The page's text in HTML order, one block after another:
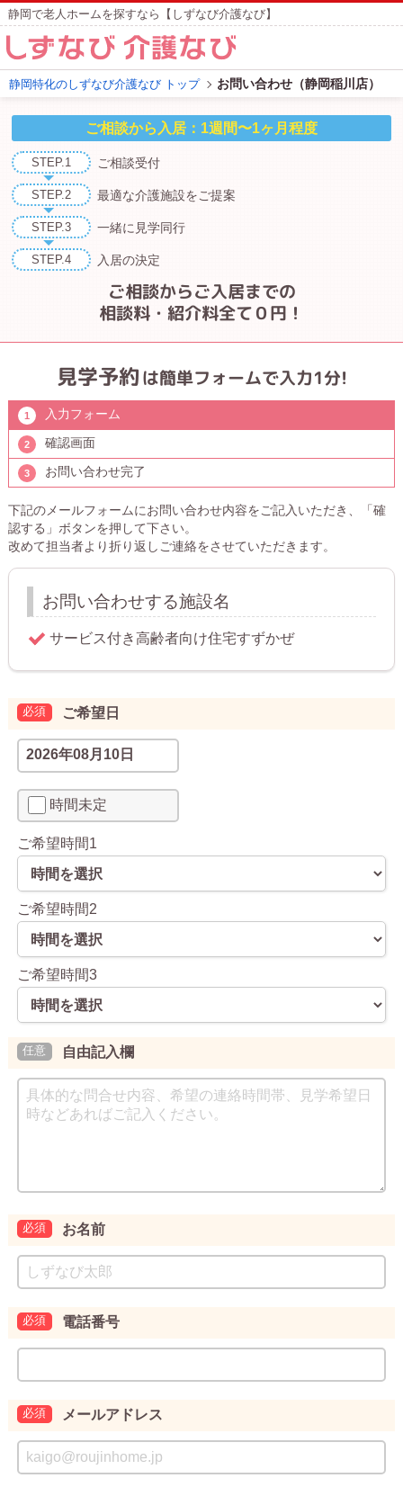
静岡で老人ホームを探すなら【しずなび介護なび】
静岡特化のしずなび介護なび トップ お問い合わせ（静岡稲川店）
STEP.1 ご相談受付
STEP.2 最適な介護施設をご提案
STEP.3 一緒に見学同行
STEP.4 入居の決定
ご相談からご入居までの
相談料・紹介料全て０円！
見学予約は簡単フォームで入力1分!
入力フォーム
確認画面
お問い合わせ完了
下記のメールフォームにお問い合わせ内容をご記入いただき、「確
認する」ボタンを押して下さい。
改めて担当者より折り返しご連絡をさせていただきます。
お問い合わせする施設名
ご希望日
時間未定
ご希望時間1
ご希望時間2
ご希望時間3
自由記入欄
お名前
電話番号
メールアドレス